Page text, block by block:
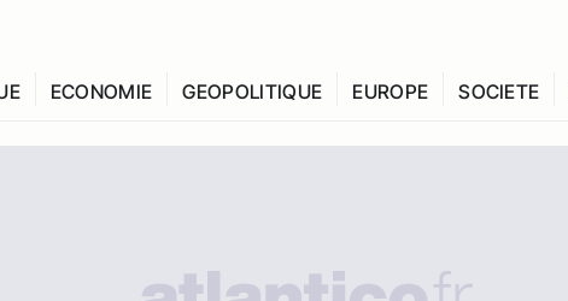
ECONOMIE GEOPOLITIQUE EUROPE SOCIETE